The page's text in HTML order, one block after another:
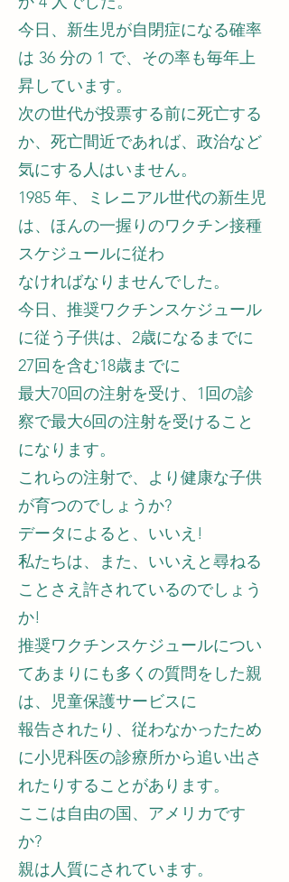
今日、新生児が自閉症になる確率
は 36 分の 1 で、その率も毎年上
昇しています。
次の世代が投票する前に死亡する
か、死亡間近であれば、政治など
気にする人はいません。
1985 年、ミレニアル世代の新生児
は、ほんの一握りのワクチン接種
スケジュールに従わ
なければなりませんでした。
今日、推奨ワクチンスケジュール
に従う子供は、2歳になるまでに
27回を含む18歳までに
最大70回の注射を受け、1回の診
察で最大6回の注射を受けること
になります。
これらの注射で、より健康な子供
が育つのでしょうか?
データによると、いいえ!
私たちは、また、いいえと尋ねる
ことさえ許されているのでしょう
か!
推奨ワクチンスケジュールについ
てあまりにも多くの質問をした親
は、児童保護サービスに
報告されたり、従わなかったため
に小児科医の診療所から追い出さ
れたりすることがあります。
ここは自由の国、アメリカです
か?
親は人質にされています。